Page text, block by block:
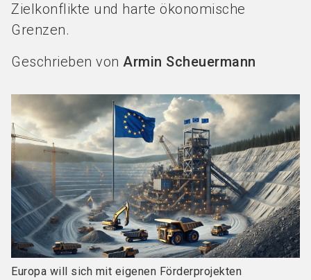
Zielkonflikte und harte ökonomische
Grenzen.
Geschrieben von Armin Scheuermann
Europa will sich mit eigenen Förderprojekten